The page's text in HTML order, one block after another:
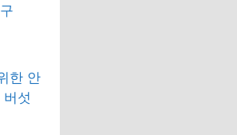
한 안
섯